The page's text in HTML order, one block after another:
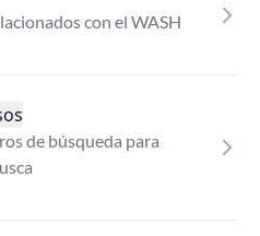
con el WASH
de búsqueda para